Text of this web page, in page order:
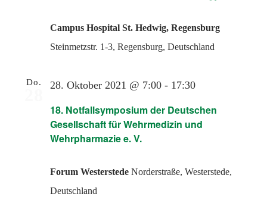
Campus Hospital St. Hedwig, Regensburg
Steinmetzstr. 1-3, Regensburg, Deutschland
Do.
18. Notfallsymposium der Deutschen
Gesellschaft für Wehrmedizin und
Wehrpharmazie e. V.
28. Oktober 2021 @ 7:00 - 17:30
Forum Westerstede Norderstraße, Westerstede,
Deutschland